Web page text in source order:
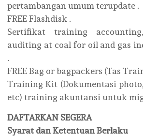
pertambangan umum terupdate .
FREE Flashdisk .
Sertifikat training
auditing at coal for oil and gas
.
FREE Bag or bagpackers (Tas
Training Kit (Dokumentasi
etc) training akuntansi untuk
DAFTARKAN SEGERA
Syarat dan Ketentuan Berlaku